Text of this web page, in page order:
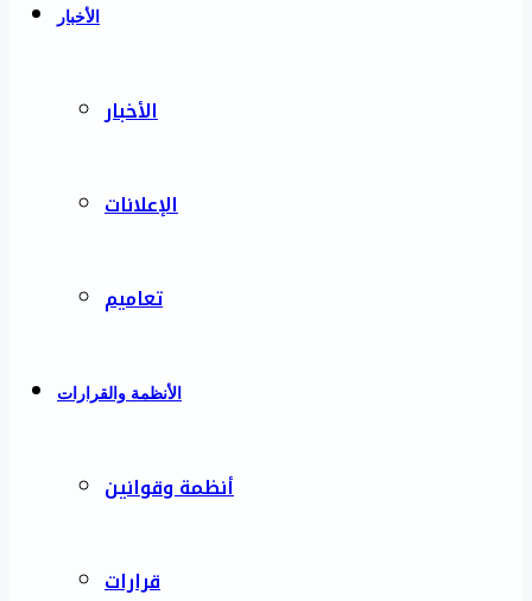
الأخبار
الأخبار
الإعلانات
تعاميم
الأنظمة والقرارات
أنظمة وقوانين
قرارات